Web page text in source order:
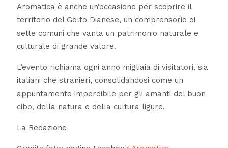
Aromatica è anche un’occasione per scoprire il
territorio del Golfo Dianese, un comprensorio di
sette comuni che vanta un patrimonio naturale e
culturale di grande valore.
L’evento richiama ogni anno migliaia di visitatori, sia
italiani che stranieri, consolidandosi come un
appuntamento imperdibile per gli amanti del buon
cibo, della natura e della cultura ligure.
La Redazione